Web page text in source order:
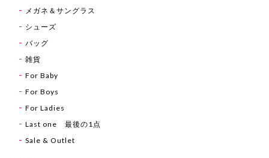
メガネ＆サングラス
シューズ
バッグ
雑貨
For Baby
For Boys
For Ladies
Last one 最後の1点
Sale & Outlet